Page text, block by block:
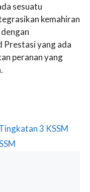
sesuatu
kemahiran
Prestasi yang ada
peranan yang
3 KSSM